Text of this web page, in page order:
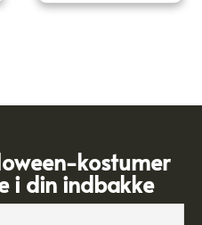
kostumer
i din indbakke